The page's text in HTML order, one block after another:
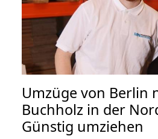
Umzüge von Berlin
Buchholz in der
Günstig umziehen